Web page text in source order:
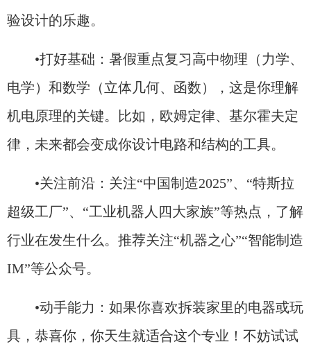
验设计的乐趣。
•打好基础：暑假重点复习高中物理（力学、
电学）和数学（立体几何、函数），这是你理解
机电原理的关键。比如，欧姆定律、基尔霍夫定
律，未来都会变成你设计电路和结构的工具。
•关注前沿：关注“中国制造2025”、“特斯拉
超级工厂”、“工业机器人四大家族”等热点，了解
行业在发生什么。推荐关注“机器之心”“智能制造
IM”等公众号。
•动手能力：如果你喜欢拆装家里的电器或玩
具，恭喜你，你天生就适合这个专业！不妨试试